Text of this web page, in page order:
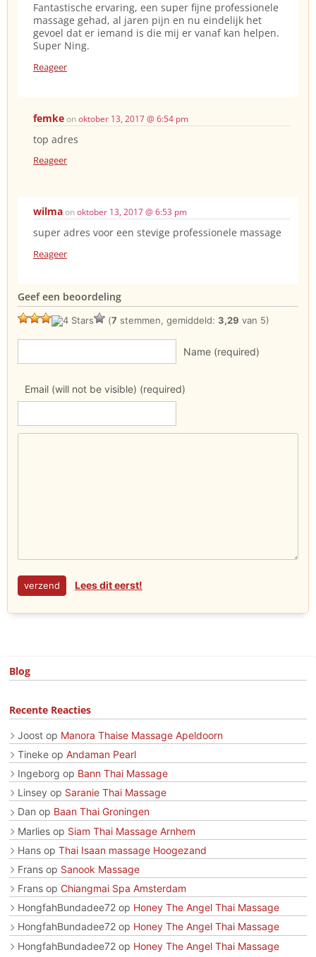
Fantastische ervaring, een super fijne professionele
massage gehad, al jaren pijn en nu eindelijk het
gevoel dat er iemand is die mij er vanaf kan helpen.
Super Ning.
Reageer
femkeonoktober 13, 2017 @ 6:54 pm
top adres
Reageer
wilmaonoktober 13, 2017 @ 6:53 pm
super adres voor een stevige professionele massage
Reageer
Geef een beoordeling
(7 stemmen, gemiddeld: 3,29 van 5)
Name (required)
Email (will not be visible) (required)
Lees dit eerst!
Blog
Recente Reacties
Joost op Manora Thaise Massage Apeldoorn
Tineke op Andaman Pearl
Ingeborg op Bann Thai Massage
Linsey op Saranie Thai Massage
Dan op Baan Thai Groningen
Marlies op Siam Thai Massage Arnhem
Hans op Thai Isaan massage Hoogezand
Frans op Sanook Massage
Frans op Chiangmai Spa Amsterdam
HongfahBundadee72 op Honey The Angel Thai Massage
HongfahBundadee72 op Honey The Angel Thai Massage
HongfahBundadee72 op Honey The Angel Thai Massage